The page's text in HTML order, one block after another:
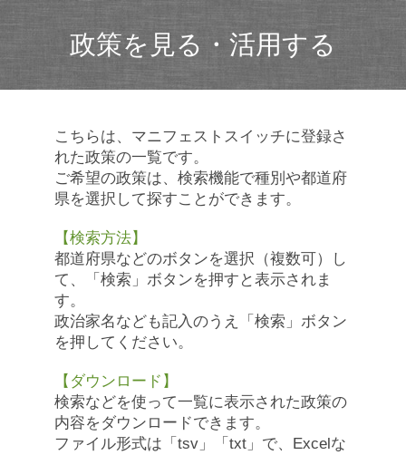
政策を見る・活用する
こちらは、マニフェストスイッチに登録さ
れた政策の一覧です。
ご希望の政策は、検索機能で種別や都道府
県を選択して探すことができます。
【検索方法】
都道府県などのボタンを選択（複数可）し
て、「検索」ボタンを押すと表示されま
す。
政治家名なども記入のうえ「検索」ボタン
を押してください。
【ダウンロード】
検索などを使って一覧に表示された政策の
内容をダウンロードできます。
ファイル形式は「tsv」「txt」で、Excelな